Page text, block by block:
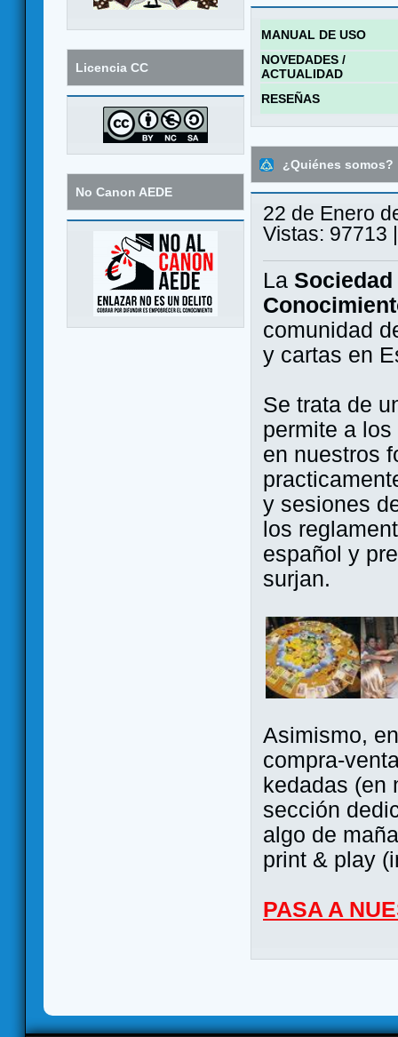
Licencia CC
No Canon AEDE
MANUAL DE USO
NOVEDADES /
ACTUALIDAD
RESEÑAS
¿Quiénes somos?
22 de Enero
Vistas: 97713
La
comunidad
y cartas en
Se trata de
permite a
en nuestros
y sesiones
los
español y
surjan.
Asimismo,
compra-
kedadas (en
sección
algo de
print & play
PASA A